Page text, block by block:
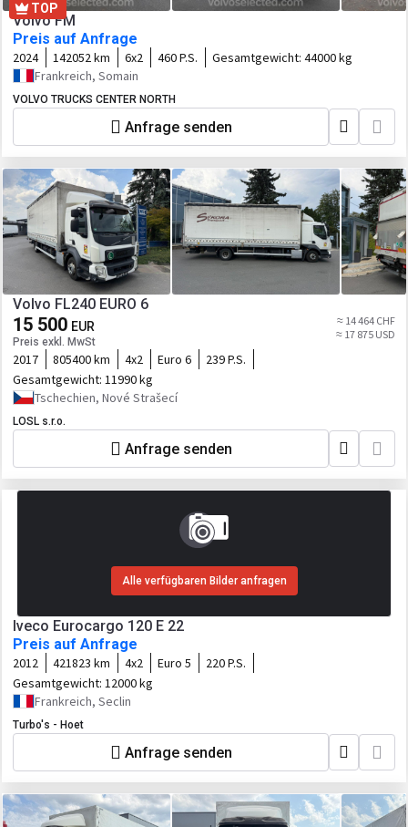
TOP
Volvo FM
Preis auf Anfrage
2024 142052 km 6x2 460 P.S. Gesamtgewicht: 44000 kg
Frankreich, Somain
VOLVO TRUCKS CENTER NORTH
Anfrage senden
Volvo FL240 EURO 6
15 500 EUR
Preis exkl. MwSt
≈ 14 464 CHF
≈ 17 875 USD
2017 805400 km 4x2 Euro 6
239 P.S.
Gesamtgewicht: 11990 kg
Tschechien, Nové Strašecí
LOSL s.r.o.
Anfrage senden
Alle verfügbaren Bilder anfragen
Iveco Eurocargo 120 E 22
Preis auf Anfrage
2012 421823 km 4x2 Euro 5
220 P.S.
Gesamtgewicht: 12000 kg
Frankreich, Seclin
Turbo's - Hoet
Anfrage senden